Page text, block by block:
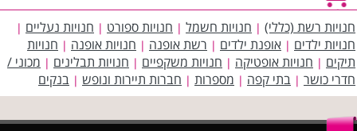
חנויות רשת (כללי) | חנויות חשמל | חנויות ספורט | חנויות נעליים |
חנויות ילדים | אופנת ילדים | רשת אופנה | חנויות אופנה | חנויות
תיקים | חנויות אופטיקה | חנויות משקפיים | חנויות תבלינים | מכוני /
חדרי כושר | בתי קפה | מספרות | חברות תיירות ונופש | בנקים